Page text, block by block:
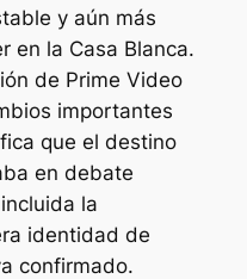
y aún más
en la Casa Blanca.
de Prime Video
importantes
que el destino
en debate
la
identidad de
confirmado.